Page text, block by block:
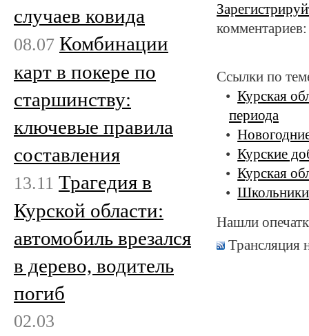
Ссылки по
Курская
периода
Курские
Курская
Школьники
Нашли
Трансляция
случаев ковида
08.07 Комбинации
карт в покере по
старшинству:
ключевые правила
составления
13.11 Трагедия в
Курской области:
автомобиль врезался
в дерево, водитель
погиб
02.03